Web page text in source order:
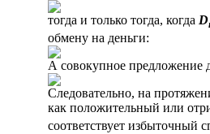
тогда и только тогда, когда D
обмену на деньги:
А совокупное предложение
Следовательно, на
как положительный или
соответствует избыточный